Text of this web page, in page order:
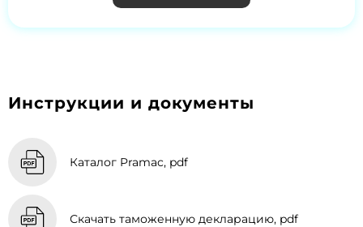
Инструкции и документы
Каталог Pramac, pdf
Скачать таможенную декларацию, pdf